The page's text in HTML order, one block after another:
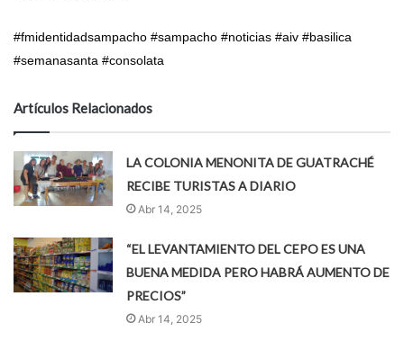
#fmidentidadsampacho #sampacho #noticias #aiv #basilica
#semanasanta #consolata
Artículos Relacionados
LA COLONIA MENONITA DE GUATRACHÉ
RECIBE TURISTAS A DIARIO
Abr 14, 2025
“EL LEVANTAMIENTO DEL CEPO ES UNA
BUENA MEDIDA PERO HABRÁ AUMENTO DE
PRECIOS”
Abr 14, 2025